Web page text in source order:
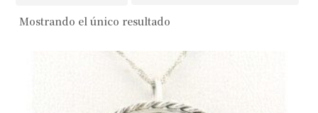
Mostrando el único resultado